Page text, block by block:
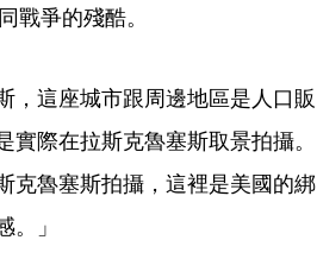
戰爭的殘酷。
，這座城市跟周邊地區是人口販
際在拉斯克魯塞斯取景拍攝。
克魯塞斯拍攝，這裡是美國的綁
」